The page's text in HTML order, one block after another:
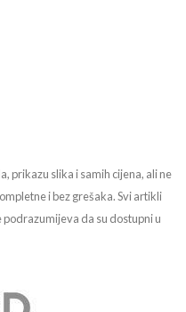
prikazu slika i samih cijena, ali ne
i bez grešaka. Svi artikli
podrazumijeva da su dostupni u